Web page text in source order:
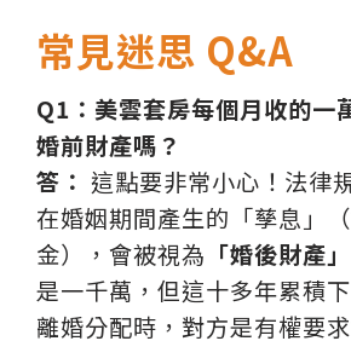
常見迷思 Q&A
Q1：美雲套房每個月收的一
婚前財產嗎？
答： 這點要非常小心！法律
在婚姻期間產生的「孳息」
金），會被視為 「婚後財產」
是一千萬，但這十多年累積
離婚分配時，對方是有權要